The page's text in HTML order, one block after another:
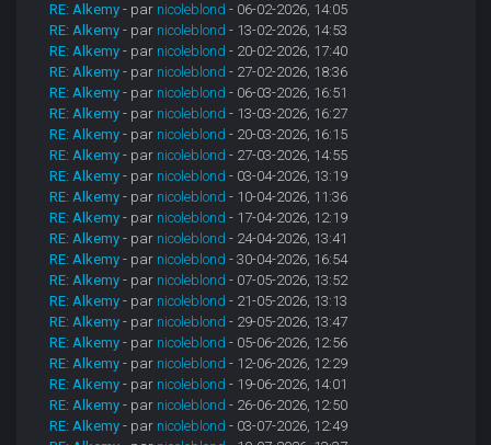
RE: Alkemy - par nicoleblond - 06-02-2026, 14:05
RE: Alkemy - par nicoleblond - 13-02-2026, 14:53
RE: Alkemy - par nicoleblond - 20-02-2026, 17:40
RE: Alkemy - par nicoleblond - 27-02-2026, 18:36
RE: Alkemy - par nicoleblond - 06-03-2026, 16:51
RE: Alkemy - par nicoleblond - 13-03-2026, 16:27
RE: Alkemy - par nicoleblond - 20-03-2026, 16:15
RE: Alkemy - par nicoleblond - 27-03-2026, 14:55
RE: Alkemy - par nicoleblond - 03-04-2026, 13:19
RE: Alkemy - par nicoleblond - 10-04-2026, 11:36
RE: Alkemy - par nicoleblond - 17-04-2026, 12:19
RE: Alkemy - par nicoleblond - 24-04-2026, 13:41
RE: Alkemy - par nicoleblond - 30-04-2026, 16:54
RE: Alkemy - par nicoleblond - 07-05-2026, 13:52
RE: Alkemy - par nicoleblond - 21-05-2026, 13:13
RE: Alkemy - par nicoleblond - 29-05-2026, 13:47
RE: Alkemy - par nicoleblond - 05-06-2026, 12:56
RE: Alkemy - par nicoleblond - 12-06-2026, 12:29
RE: Alkemy - par nicoleblond - 19-06-2026, 14:01
RE: Alkemy - par nicoleblond - 26-06-2026, 12:50
RE: Alkemy - par nicoleblond - 03-07-2026, 12:49